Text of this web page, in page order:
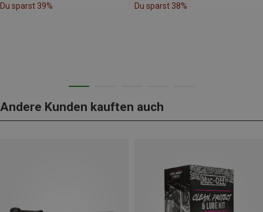
Du sparst 39% Du sparst 38%
Andere Kunden kauften auch